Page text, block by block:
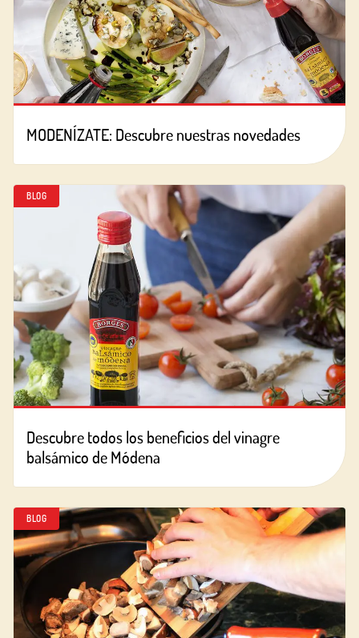
MODENÍZATE: Descubre nuestras novedades
BLOG
Descubre todos los beneficios del vinagre
balsámico de Módena
BLOG